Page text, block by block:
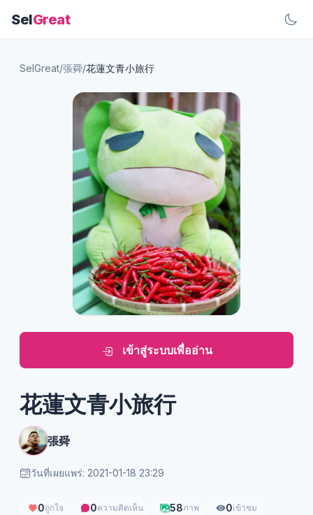
SelGreat
SelGreat/張舜/花蓮文青小旅行
เข้าสู่ระบบเพื่ออ่าน
花蓮文青小旅行
張舜
วันที่เผยแพร่: 2021-01-18 23:29
0ถูกใจ 0ความคิดเห็น 58ภาพ 0เข้าชม